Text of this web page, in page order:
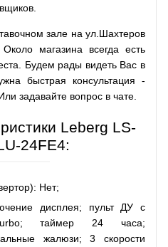
зале на ул.Шахтеров
магазина всегда есть
Будем рады видеть Вас в
быстрая консультация -
задавайте вопрос в чате.
Leberg LS-
24FE4:
Нет;
дисплея; пульт ДУ с
таймер 24 часа;
жалюзи; 3 скорости